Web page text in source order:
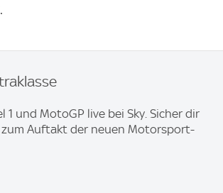
1 und MotoGP live bei Sky. Sicher dir
Auftakt der neuen Motorsport-